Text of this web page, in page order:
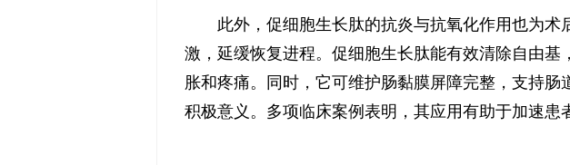
此外，促细胞生长肽的抗炎与抗氧化作用也为
激，延缓恢复进程。促细胞生长肽能有效清除自由
胀和疼痛。同时，它可维护肠黏膜屏障完整，支持
积极意义。多项临床案例表明，其应用有助于加速患